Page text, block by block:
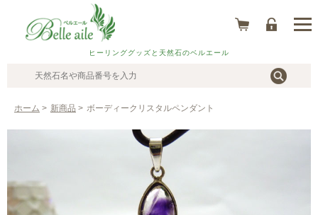
ヒーリンググッズと天然石のベルエール
ホーム > 新商品 > ボーディークリスタルペンダント